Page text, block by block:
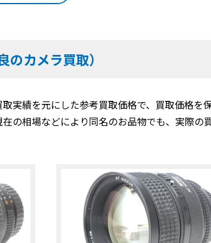
カメラ買取）
実績を元にした参考買取価格で、買取価格を
の相場などにより同名のお品物でも、実際